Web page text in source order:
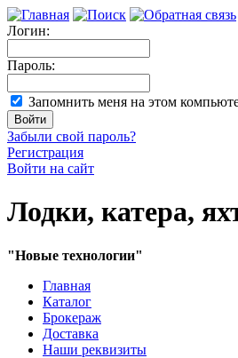
Логин:
Пароль:
Запомнить меня на этом
Забыли свой пароль?
Регистрация
Войти на сайт
Лодки, катера,
"Новые технологии"
Главная
Каталог
Брокераж
Доставка
Наши реквизиты